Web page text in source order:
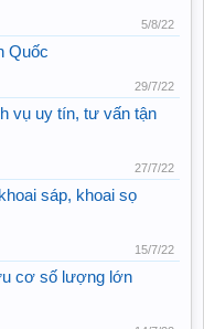
5/8/22
Quốc
29/7/22
vụ uy tín, tư vấn tận
27/7/22
sáp, khoai sọ
15/7/22
cơ số lượng lớn